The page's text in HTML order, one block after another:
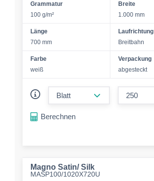
Grammatur
100 g/m²
Breite
1.000 mm
Länge
700 mm
Laufrichtung
Breitbahn
Farbe
weiß
Verpackung
abgesteckt
Berechnen
Magno Satin/ Silk
MASP100/1020X720U